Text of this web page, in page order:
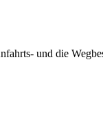
und die